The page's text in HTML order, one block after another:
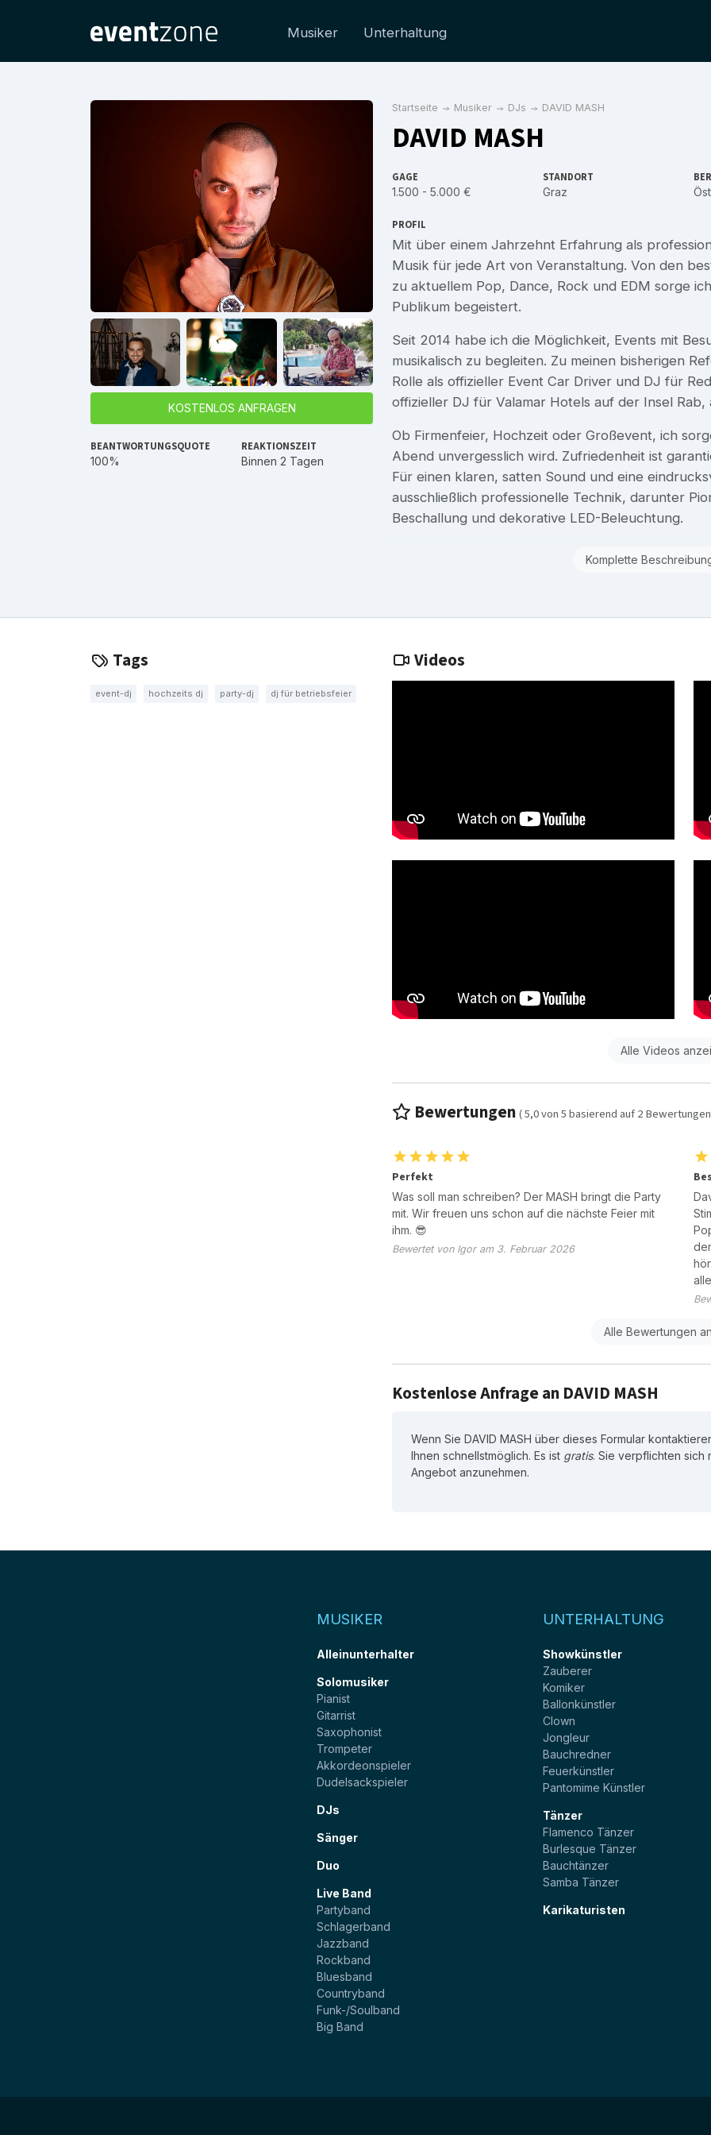
Musiker Unterhaltung
KOSTENLOS ANFRAGEN
BEANTWORTUNGSQUOTE
100%
REAKTIONSZEIT
Binnen 2 Tagen
Startseite Musiker DJs DAVID MASH
DAVID MASH
GAGE
1.500 - 5.000 €
STANDORT
Graz
PROFIL
Mit über einem Jahrzehnt Erfahrung als
Musik für jede Art von Veranstaltung. Von den
zu aktuellem Pop, Dance, Rock und EDM sorge
Publikum begeistert.
Seit 2014 habe ich die Möglichkeit, Events mit
musikalisch zu begleiten. Zu meinen bisherigen
Rolle als offizieller Event Car Driver und DJ für
offizieller DJ für Valamar Hotels auf der Insel
Ob Firmenfeier, Hochzeit oder Großevent, ich
Abend unvergesslich wird. Zufriedenheit ist
Für einen klaren, satten Sound und eine
ausschließlich professionelle Technik, darunter
Beschallung und dekorative LED-Beleuchtung.
Komplette
Tags
event-dj hochzeits dj party-dj dj für betriebsfeier
Videos
Alle Videos
Bewertungen(5,0von5basierend auf2
Perfekt
Was soll man schreiben? Der MASH bringt die Party
mit. Wir freuen uns schon auf die nächste Feier mit
ihm. 😎
Bewertet von Igor am 3. Februar 2026
Alle Bewertungen
Kostenlose Anfrage an DAVID MASH
Wenn Sie DAVID MASH über dieses Formular
Ihnen schnellstmöglich. Es ist gratis. Sie verpflichten sich
Angebot anzunehmen.
MUSIKER
Alleinunterhalter
Solomusiker
Pianist
Gitarrist
Saxophonist
Trompeter
Akkordeonspieler
Dudelsackspieler
DJs
Sänger
Duo
Live Band
Partyband
Schlagerband
Jazzband
Rockband
Bluesband
Countryband
Funk-/Soulband
Big Band
UNTERHALTUNG
Showkünstler
Zauberer
Komiker
Ballonkünstler
Clown
Jongleur
Bauchredner
Feuerkünstler
Pantomime Künstler
Tänzer
Flamenco Tänzer
Burlesque Tänzer
Bauchtänzer
Samba Tänzer
Karikaturisten